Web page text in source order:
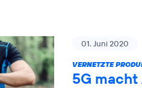
01. Juni 2020
VERNETZTE
5G